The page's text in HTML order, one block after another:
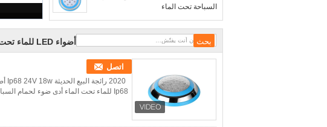
السباحة تحت الماء
أضواء LED للماء تحت الماء
اتصل